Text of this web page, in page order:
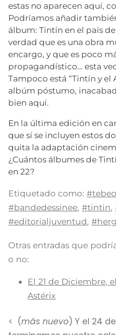
estas no aparecen aquí,
Podríamos añadir
álbum: Tintín en el país
verdad que es una obra
encargo, y que es poco
propagandístico… esta
Tampoco está “Tintín y el
albúm póstumo,
bien aquí.
En la última edición en
que sí se incluyen estos
quita la adaptación
¿Cuántos álbumes de
en 22?
Etiquetado como:
#bandedessinee,#tintin,
#editorialjuventud,
Otras entradas que
o no:
El 21 de Diciembre,
Astérix
(más nuevo) Y el 24